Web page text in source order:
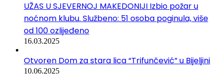
UŽAS U SJEVERNOJ MAKEDONIJI Izbio požar u
noćnom klubu. Službeno: 51 osoba poginula, više
od 100 ozlijeđeno
16.03.2025
Otvoren Dom za stara lica “Trifunčević” u Bijeljini
10.06.2025